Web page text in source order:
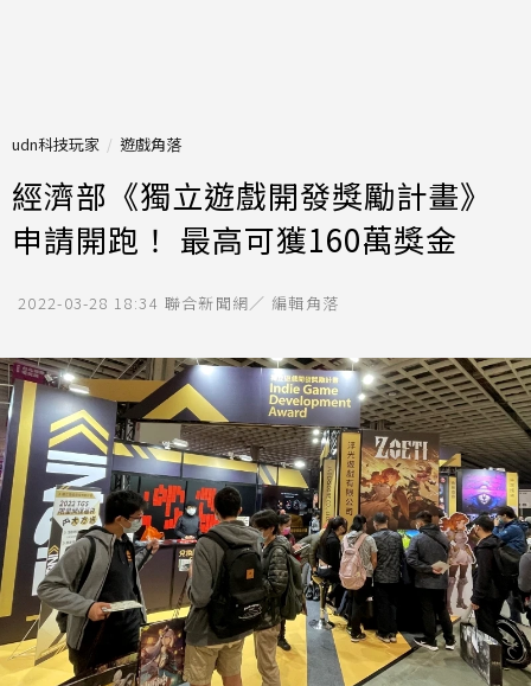
udn科技玩家 遊戲角落
經濟部《獨立遊戲開發獎勵計畫》
申請開跑！ 最高可獲160萬獎金
2022-03-28 18:34 聯合新聞網／ 編輯角落